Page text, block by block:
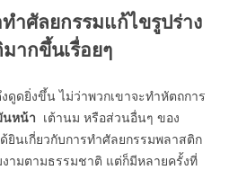
ศัลยกรรมแก้ไขรูปร่าง
ากขึ้นเรื่อยๆ
ดยิ่งขึ้น ไม่ว่าพวกเขาจะทำหัตถการ
หน้า เต้านม หรือส่วนอื่นๆ ของ
นเกี่ยวกับการทำศัลยกรรมพลาสติก
ามตามธรรมชาติ แต่ก็มีหลายครั้งที่